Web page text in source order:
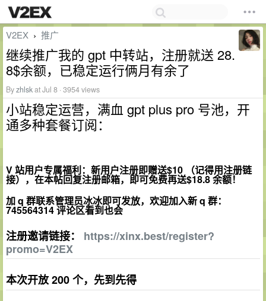
V2EX › 推广
继续推广我的 gpt 中转站，注册就送 28.
8$余额，已稳定运行俩月有余了
Byzhlskat Jul 8 · 3954 views
小站稳定运营，满血 gpt plus pro 号池，开
通多种套餐订阅：
V 站用户专属福利：新用户注册即赠送$10 （记得用注册链
接），在本帖回复注册邮箱，即可免费再送$18.8 余额！
加 q 群联系管理员冰冰即可发放，欢迎加入新 q 群：
745564314 评论区看到也会
注册邀请链接： https://xinx.best/register?
promo=V2EX
本次开放 200 个，先到先得